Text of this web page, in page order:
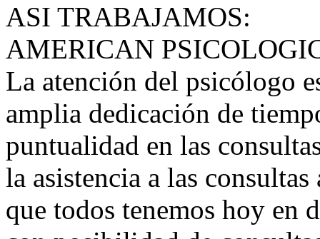
ASI TRABAJAMOS:
AMERICAN
La atención del psicólogo
amplia dedicación de
puntualidad en las
la asistencia a las
que todos tenemos hoy en